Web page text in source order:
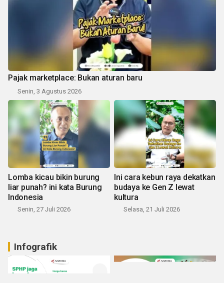
Pajak marketplace: Bukan aturan baru
Senin, 3 Agustus 2026
Lomba kicau bikin burung
liar punah? ini kata Burung
Indonesia
Senin, 27 Juli 2026
Ini cara kebun raya dekatkan
budaya ke Gen Z lewat
kultura
Selasa, 21 Juli 2026
Infografik